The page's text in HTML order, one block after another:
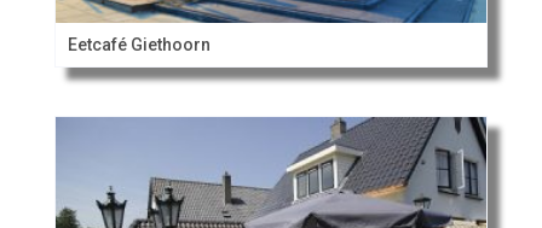
Eetcafé Giethoorn